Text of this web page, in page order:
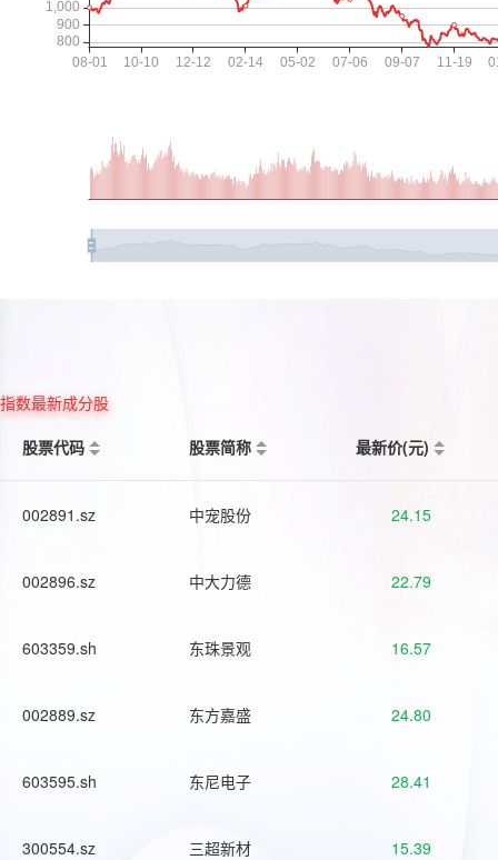
指数最新成分股
股票代码
股票简称 最新价(元)
002891.sz 中宠股份 24.15
002896.sz 中大力德 22.79
603359.sh 东珠景观 16.57
002889.sz 东方嘉盛 24.80
603595.sh 东尼电子 28.41
300554.sz 三超新材 15.39